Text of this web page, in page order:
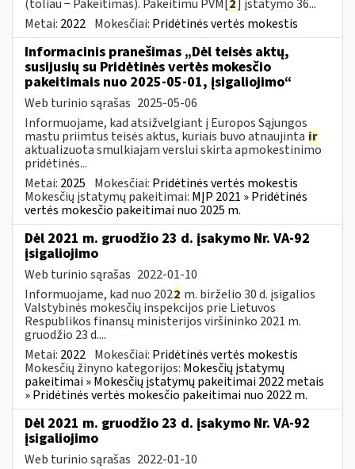
(toliau − Pakeitimas). Pakeitimu PVM[ 2 ] įstatymo 36...
Metai: 2022 Mokesčiai: Pridėtinės vertės mokestis
Informacinis pranešimas „Dėl teisės aktų,
susijusių su Pridėtinės vertės mokesčio
pakeitimais nuo 2025-05-01, įsigaliojimo“
Web turinio sąrašas 2025-05-06
Informuojame, kad atsižvelgiant į Europos Sąjungos
mastu priimtus teisės aktus, kuriais buvo atnaujinta ir
aktualizuota smulkiajam verslui skirta apmokestinimo
pridėtinės...
Metai: 2025 Mokesčiai: Pridėtinės vertės mokestis
Mokesčių įstatymų pakeitimai: MĮP 2021 » Pridėtinės
vertės mokesčio pakeitimai nuo 2025 m.
Dėl 2021 m. gruodžio 23 d. įsakymo Nr. VA-92
įsigaliojimo
Web turinio sąrašas 2022-01-10
Informuojame, kad nuo 2022 m. birželio 30 d. įsigalios
Valstybinės mokesčių inspekcijos prie Lietuvos
Respublikos finansų ministerijos viršininko 2021 m.
gruodžio 23 d....
Metai: 2022 Mokesčiai: Pridėtinės vertės mokestis
Mokesčių žinyno kategorijos: Mokesčių įstatymų
pakeitimai » Mokesčių įstatymų pakeitimai 2022 metais
» Pridėtinės vertės mokesčio pakeitimai nuo 2022 m.
Dėl 2021 m. gruodžio 23 d. įsakymo Nr. VA-92
įsigaliojimo
Web turinio sąrašas 2022-01-10